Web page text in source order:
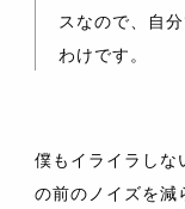
スなので、自
わけです。
僕もイライラしな
の前のノイズを減